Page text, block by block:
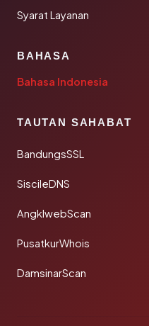
Syarat Layanan
BAHASA
Bahasa Indonesia
TAUTAN SAHABAT
BandungsSSL
SiscileDNS
AngklwebScan
PusatkurWhois
DamsinarScan